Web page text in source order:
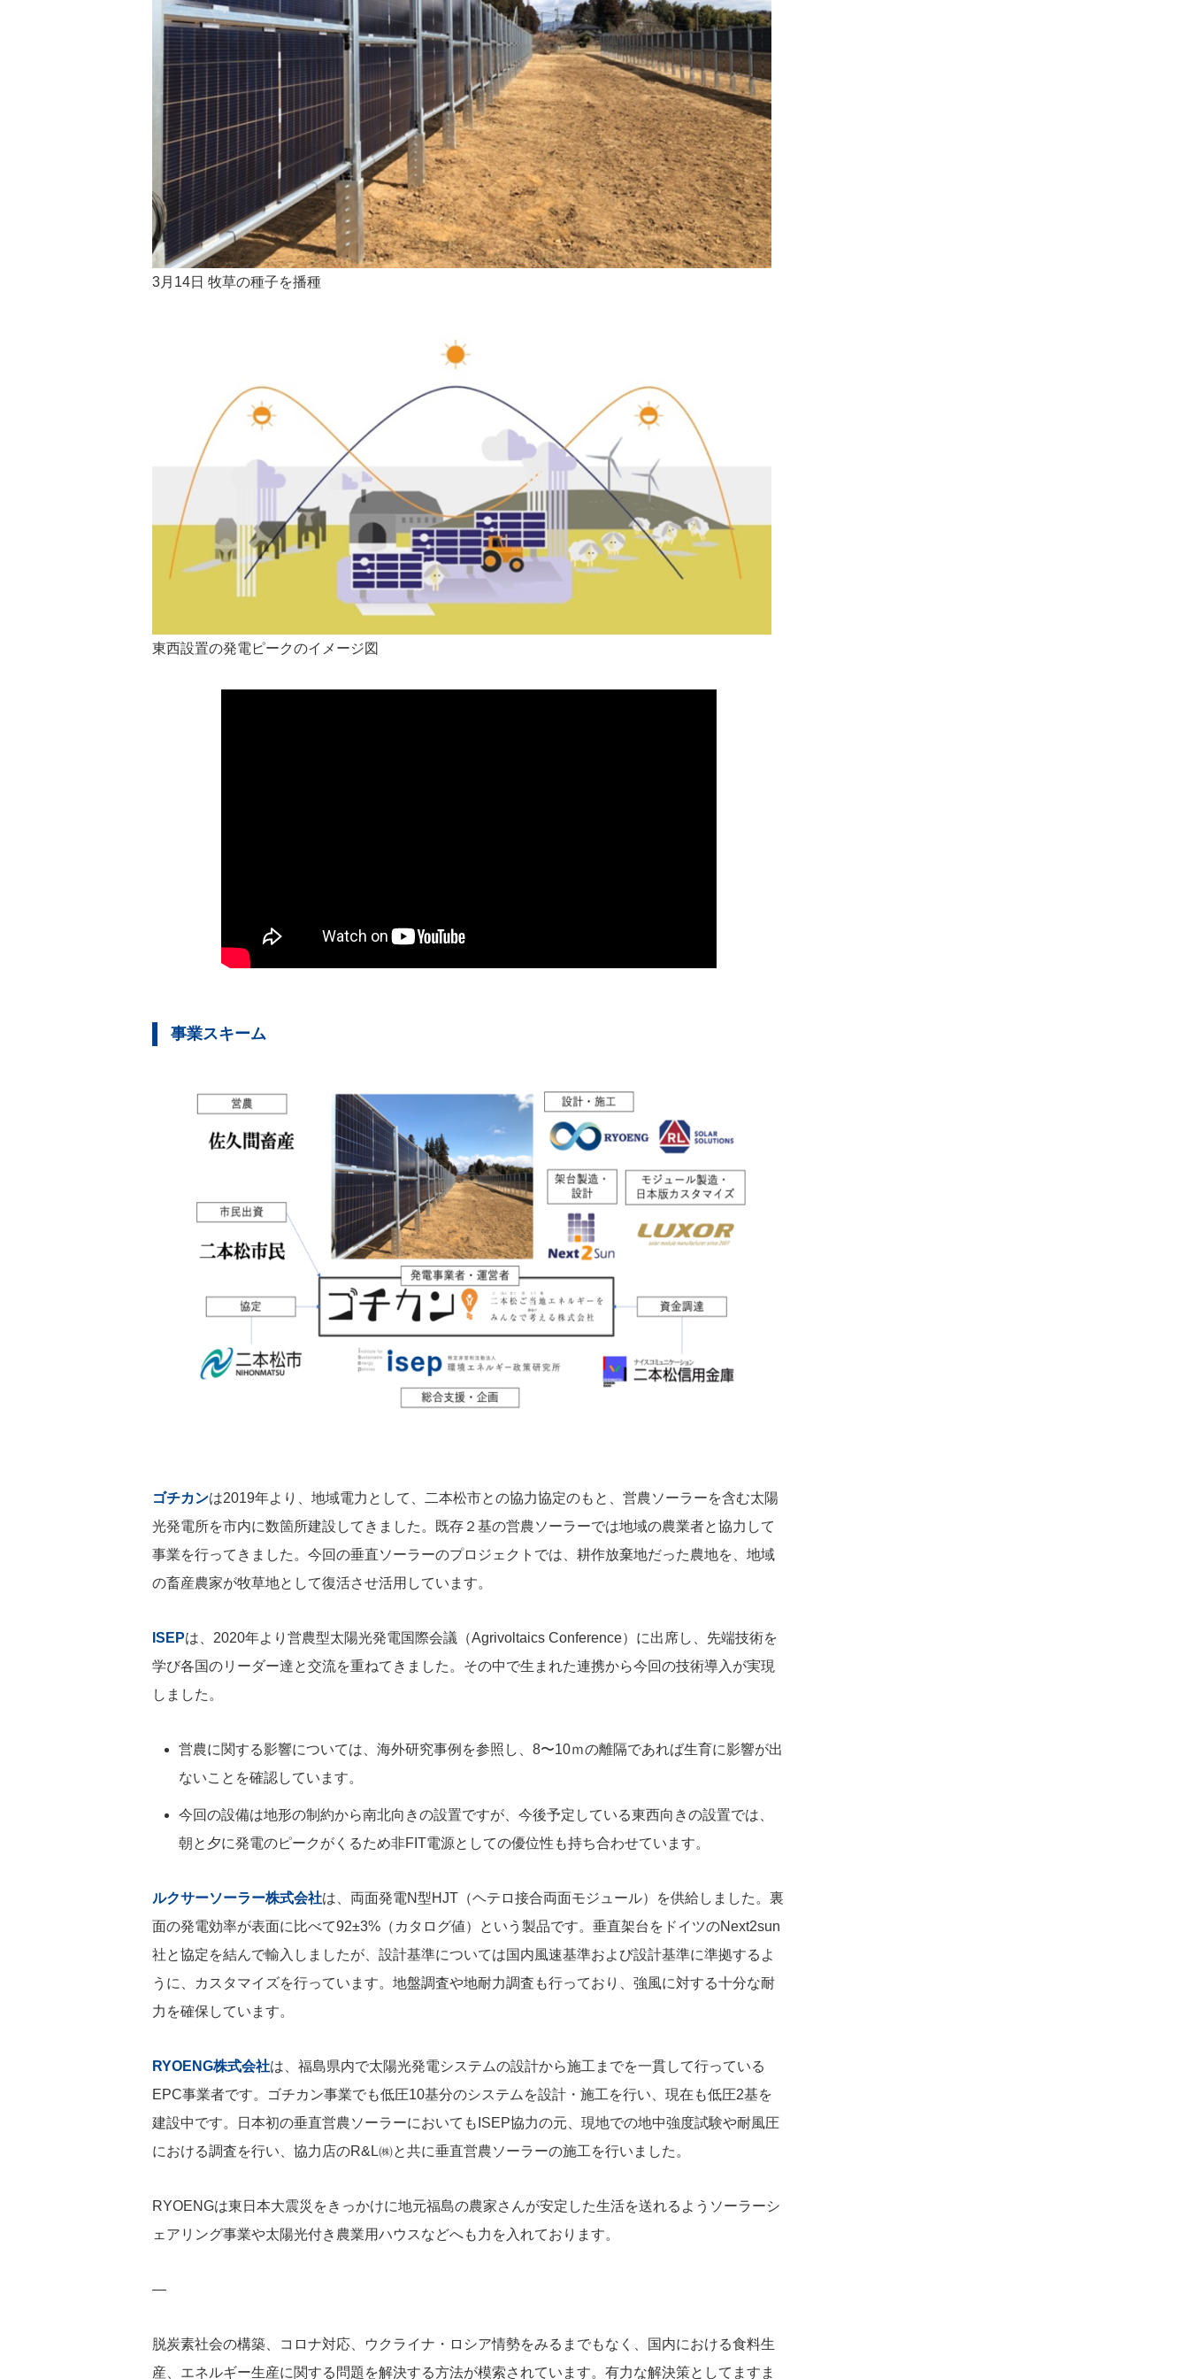
3月14日 牧草の種子を播種
東西設置の発電ピークのイメージ図
事業スキーム
ゴチカンは2019年より、地域電力として、二本松市との協力協定のもと、営農ソーラーを含む太陽
光発電所を市内に数箇所建設してきました。既存２基の営農ソーラーでは地域の農業者と協力して
事業を行ってきました。今回の垂直ソーラーのプロジェクトでは、耕作放棄地だった農地を、地域
の畜産農家が牧草地として復活させ活用しています。
ISEPは、2020年より営農型太陽光発電国際会議（Agrivoltaics Conference）に出席し、先端技術を
学び各国のリーダー達と交流を重ねてきました。その中で生まれた連携から今回の技術導入が実現
しました。
営農に関する影響については、海外研究事例を参照し、8〜10ｍの離隔であれば生育に影響が出
ないことを確認しています。
今回の設備は地形の制約から南北向きの設置ですが、今後予定している東西向きの設置では、
朝と夕に発電のピークがくるため非FIT電源としての優位性も持ち合わせています。
ルクサーソーラー株式会社は、両面発電N型HJT（ヘテロ接合両面モジュール）を供給しました。裏
面の発電効率が表面に比べて92±3%（カタログ値）という製品です。垂直架台をドイツのNext2sun
社と協定を結んで輸入しましたが、設計基準については国内風速基準および設計基準に準拠するよ
うに、カスタマイズを行っています。地盤調査や地耐力調査も行っており、強風に対する十分な耐
力を確保しています。
RYOENG株式会社は、福島県内で太陽光発電システムの設計から施工までを一貫して行っている
EPC事業者です。ゴチカン事業でも低圧10基分のシステムを設計・施工を行い、現在も低圧2基を
建設中です。日本初の垂直営農ソーラーにおいてもISEP協力の元、現地での地中強度試験や耐風圧
における調査を行い、協力店のR&L㈱と共に垂直営農ソーラーの施工を行いました。
RYOENGは東日本大震災をきっかけに地元福島の農家さんが安定した生活を送れるようソーラーシ
ェアリング事業や太陽光付き農業用ハウスなどへも力を入れております。
—
脱炭素社会の構築、コロナ対応、ウクライナ・ロシア情勢をみるまでもなく、国内における食料生
産、エネルギー生産に関する問題を解決する方法が模索されています。有力な解決策としてますま